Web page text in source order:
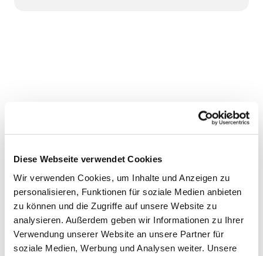
Diese Webseite verwendet Cookies
Wir verwenden Cookies, um Inhalte und Anzeigen zu
personalisieren, Funktionen für soziale Medien anbieten
zu können und die Zugriffe auf unsere Website zu
analysieren. Außerdem geben wir Informationen zu Ihrer
Verwendung unserer Website an unsere Partner für
soziale Medien, Werbung und Analysen weiter. Unsere